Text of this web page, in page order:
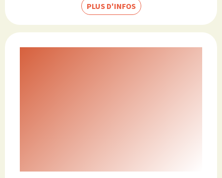
PLUS D'INFOS